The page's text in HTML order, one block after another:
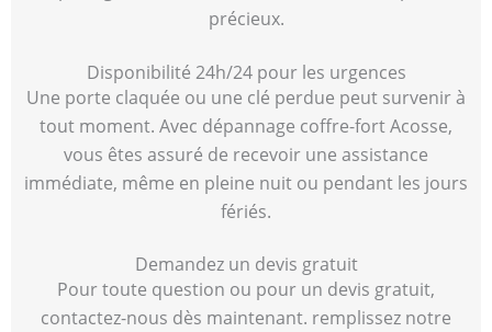
précieux.
Disponibilité 24h/24 pour les urgences
Une porte claquée ou une clé perdue peut survenir à
tout moment. Avec dépannage coffre-fort Acosse,
vous êtes assuré de recevoir une assistance
immédiate, même en pleine nuit ou pendant les jours
fériés.
Demandez un devis gratuit
Pour toute question ou pour un devis gratuit,
contactez-nous dès maintenant. remplissez notre